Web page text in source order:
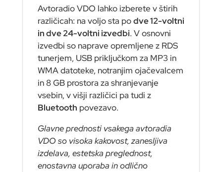
Avtoradio VDO lahko izberete v štirih
različicah: na voljo sta podve 12-voltni
in dve 24-voltni izvedbi. V osnovni
izvedbi so naprave opremljene z RDS
tunerjem, USB priključkom za MP3 in
WMA datoteke, notranjim ojačevalcem
in 8 GB prostora za shranjevanje
vsebin, v višji različici pa tudi z
Bluetooth povezavo.
Glavne prednosti vsakega avtoradia
VDO so visoka kakovost, zanesljiva
izdelava, estetska preglednost,
enostavna uporaba in odlično